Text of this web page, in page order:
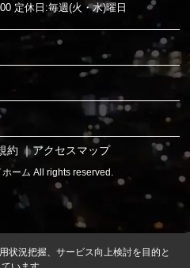
定休日:毎週(火・水)曜日
約 ｜アクセスマップ
ーム All rights reserved.
状況把握、サービス向上検討を目的と